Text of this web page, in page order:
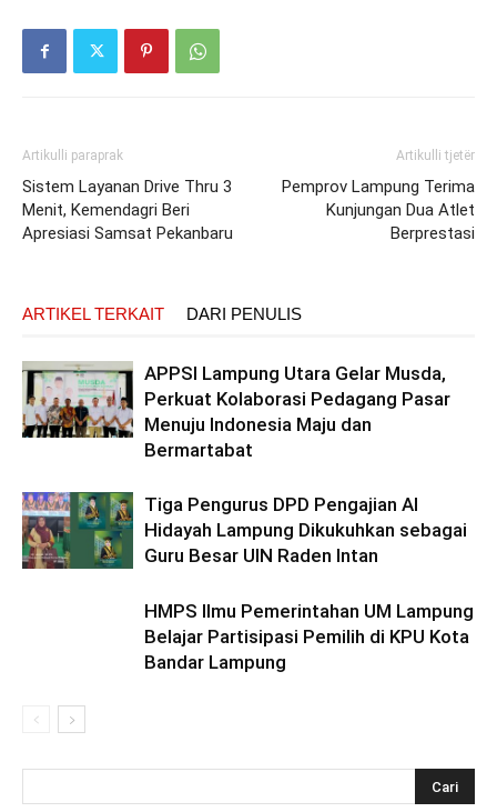
Artikulli paraprak
Sistem Layanan Drive Thru 3
Menit, Kemendagri Beri
Apresiasi Samsat Pekanbaru
Artikulli tjetër
Pemprov Lampung Terima
Kunjungan Dua Atlet
Berprestasi
ARTIKEL TERKAIT DARI PENULIS
APPSI Lampung Utara Gelar Musda,
Perkuat Kolaborasi Pedagang Pasar
Menuju Indonesia Maju dan
Bermartabat
Tiga Pengurus DPD Pengajian Al
Hidayah Lampung Dikukuhkan sebagai
Guru Besar UIN Raden Intan
HMPS Ilmu Pemerintahan UM Lampung
Belajar Partisipasi Pemilih di KPU Kota
Bandar Lampung